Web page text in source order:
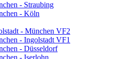
- Straubing
- Köln
- München VF2
- Ingolstadt VF1
- Düsseldorf
- Iserlohn